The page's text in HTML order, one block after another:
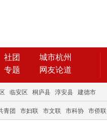
社团
城市杭州
专题 网友论道
临安区 桐庐县 淳安县 建德市
青团 市妇联 市文联 市科协 市侨联